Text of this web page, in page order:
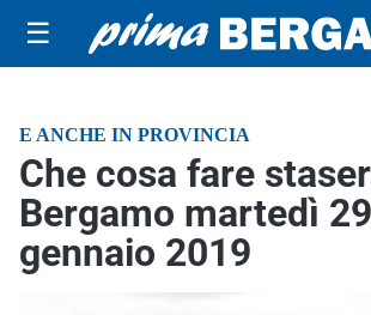
☰
E ANCHE IN PROVINCIA
Che cosa fare
Bergamo martedì 29
gennaio 2019